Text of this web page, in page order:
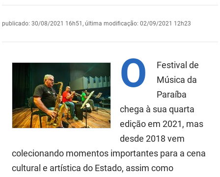
Juventude, Esporte e Lazer
Meio Ambiente e Sustentabilidade
Mulher e da Diversidade Humana
Procuradoria Geral do Estado
Fundação Casa de José Américo
FUNDAC
FUNESC
publicado: 30/08/2021 16h51 , última modificação: 02/09/2021 12h23
O
Festival de
Música da
Paraíba
chega à sua quarta
edição em 2021, mas
desde 2018 vem
colecionando momentos importantes para a cena
cultural e artística do Estado, assim como